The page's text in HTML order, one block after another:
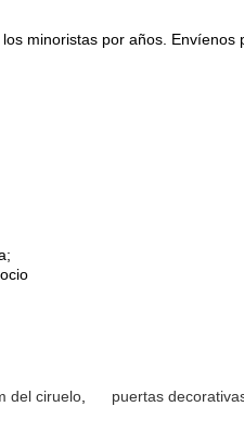
minoristas por años.
del ciruelo puertas